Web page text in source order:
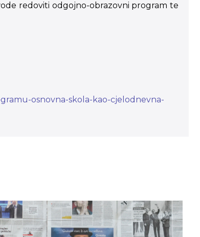
redoviti odgojno-obrazovni program te
osnovna-skola-kao-cjelodnevna-